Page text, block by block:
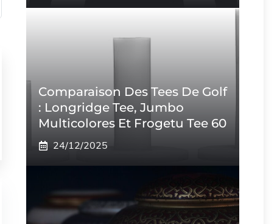
Comparaison Des Tees De Golf
: Longridge Tee, Jumbo
Multicolores Et Frogetu Tee 60
24/12/2025